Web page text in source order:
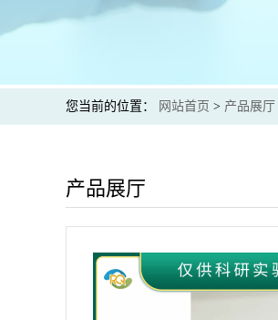
您当前的位置： 网站首页 > 产品展厅
产品展厅